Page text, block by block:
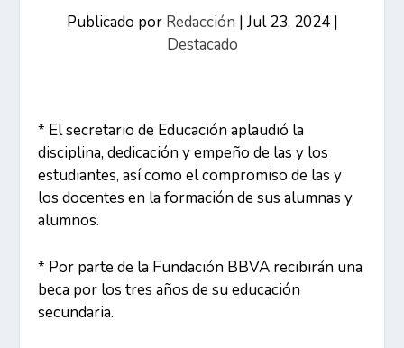
Publicado por Redacción | Jul 23, 2024|
Destacado
* El secretario de Educación aplaudió la
disciplina, dedicación y empeño de las y los
estudiantes, así como el compromiso de las y
los docentes en la formación de sus alumnas y
alumnos.
* Por parte de la Fundación BBVA recibirán una
beca por los tres años de su educación
secundaria.